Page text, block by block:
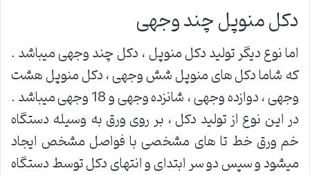
دکل منوپل چند وجهی
اما نوع دیگر تولید دکل منوپل ، دکل چند وجهی میباشد .
که شاما دکل های منوپل شش وجهی ، دکل منوپل هشت
وجهی ، دوازده وجهی ، شانزده وجهی و 18 وجهی میباشد .
در این نوع از تولید دکل ، بر روی ورق به وسیله دستگاه
خم ورق خط تا های مشخصی با فواصل مشخص ایجاد
میشود و سپس دو سر ابتدای و انتهای دکل توسط دستگاه